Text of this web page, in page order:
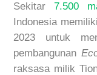
Sekitar7.500
Indonesia
2023 untuk
pembangunan
raksasa milik